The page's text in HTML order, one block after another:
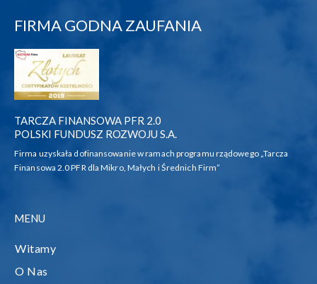
FIRMA GODNA ZAUFANIA
TARCZA FINANSOWA PFR 2.0
POLSKI FUNDUSZ ROZWOJU S.A.
Firma uzyskała dofinansowanie w ramach programu rządowego „Tarcza
Finansowa 2.0 PFR dla Mikro, Małych i Średnich Firm”
MENU
Witamy
O Nas